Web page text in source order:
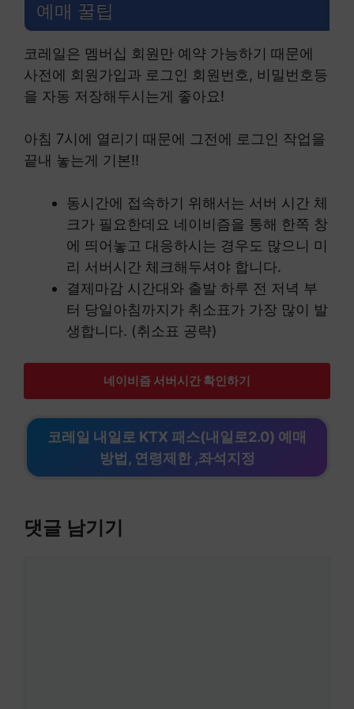
예매 꿀팁
코레일은 멤버십 회원만 예약 가능하기 때문에
사전에 회원가입과 로그인 회원번호, 비밀번호등
을 자동 저장해두시는게 좋아요!
아침 7시에 열리기 때문에 그전에 로그인 작업을
끝내 놓는게 기본!!
동시간에 접속하기 위해서는 서버 시간 체
크가 필요한데요 네이비즘을 통해 한쪽 창
에 띄어놓고 대응하시는 경우도 많으니 미
리 서버시간 체크해두셔야 합니다.
결제마감 시간대와 출발 하루 전 저녁 부
터 당일아침까지가 취소표가 가장 많이 발
생합니다. (취소표 공략)
네이비즘 서버시간 확인하기
코레일 내일로 KTX 패스(내일로2.0) 예매
방법, 연령제한 ,좌석지정
댓글 남기기